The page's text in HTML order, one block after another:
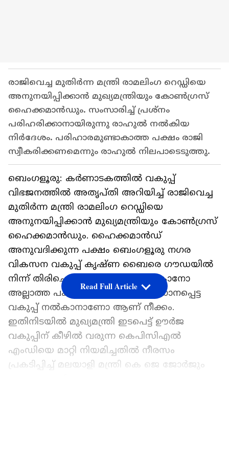
രാജിവെച്ച മുതിർന്ന മന്ത്രി രാമലിംഗ റെഡ്ഡിയെ
അനുനയിപ്പിക്കാൻ മുഖ്യമന്ത്രിയും കോൺഗ്രസ്
ഹൈക്കമാൻഡും. സംസാരിച്ച് പ്രശ്നം
പരിഹരിക്കാനായിരുന്നു രാഹുൽ നൽകിയ
നി‍ർദേശം. പരിഹാരമുണ്ടാകാത്ത പക്ഷം രാജി
സ്വീകരിക്കണമെന്നും രാഹുൽ നിലപാടെടുത്തു.
ബെംഗളൂരു: കർണാടകത്തിൽ വകുപ്പ്
വിഭജനത്തിൽ അതൃപ്തി അറിയിച്ച് രാജിവെച്ച
മുതിർന്ന മന്ത്രി രാമലിംഗ റെഡ്ഡിയെ
അനുനയിപ്പിക്കാൻ മുഖ്യമന്ത്രിയും കോൺഗ്രസ്
ഹൈക്കമാൻഡും. ഹൈക്കമാൻഡ്
അനുവദിക്കുന്ന പക്ഷം ബെംഗളൂരു നഗര
വികസന വകുപ്പ് കൃഷ്ണ ബൈരെ ഗൗഡയിൽ
നിന്ന് തിരിച്ചെടുത്ത് റെഡ്ഡിക്ക് നൽകാനോ
അല്ലാത്ത പക്ഷം മറ്റേതെങ്കിലും പ്രധാനപ്പെട്ട
വകുപ്പ് നൽകാനാണോ ആണ് നീക്കം.
ഇതിനിടയിൽ മുഖ്യമന്ത്രി ഇടപെട്ട് ഊർജ
വകുപ്പിന് കീഴിൽ വരുന്ന കെപിസിഎൽ
എംഡിയെ മാറ്റി നിയമിച്ചതിൽ നീരസം
പ്രകടിപ്പിച്ച് മലയാളി മന്ത്രി കെ ജെ ജോർജും
Read Full Article